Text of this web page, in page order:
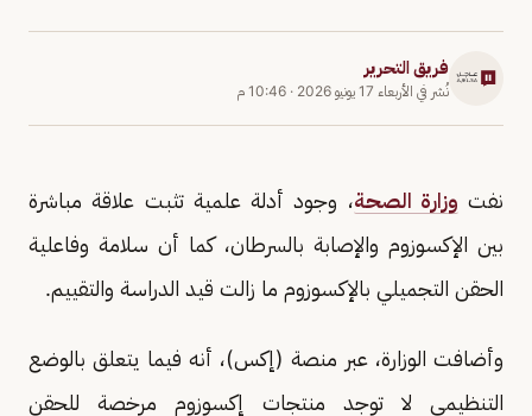
فريق التحرير
نُشر في الأربعاء 17 يونيو 2026 · 10:46 م
نفت وزارة الصحة، وجود أدلة علمية تثبت علاقة مباشرة
بين الإكسوزوم والإصابة بالسرطان، كما أن سلامة وفاعلية
الحقن التجميلي بالإكسوزوم ما زالت قيد الدراسة والتقييم.
وأضافت الوزارة، عبر منصة (إكس)، أنه فيما يتعلق بالوضع
التنظيمي لا توجد منتجات إكسوزوم مرخصة للحقن